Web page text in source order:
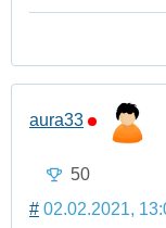
aura33
50
# 02.02.2021,